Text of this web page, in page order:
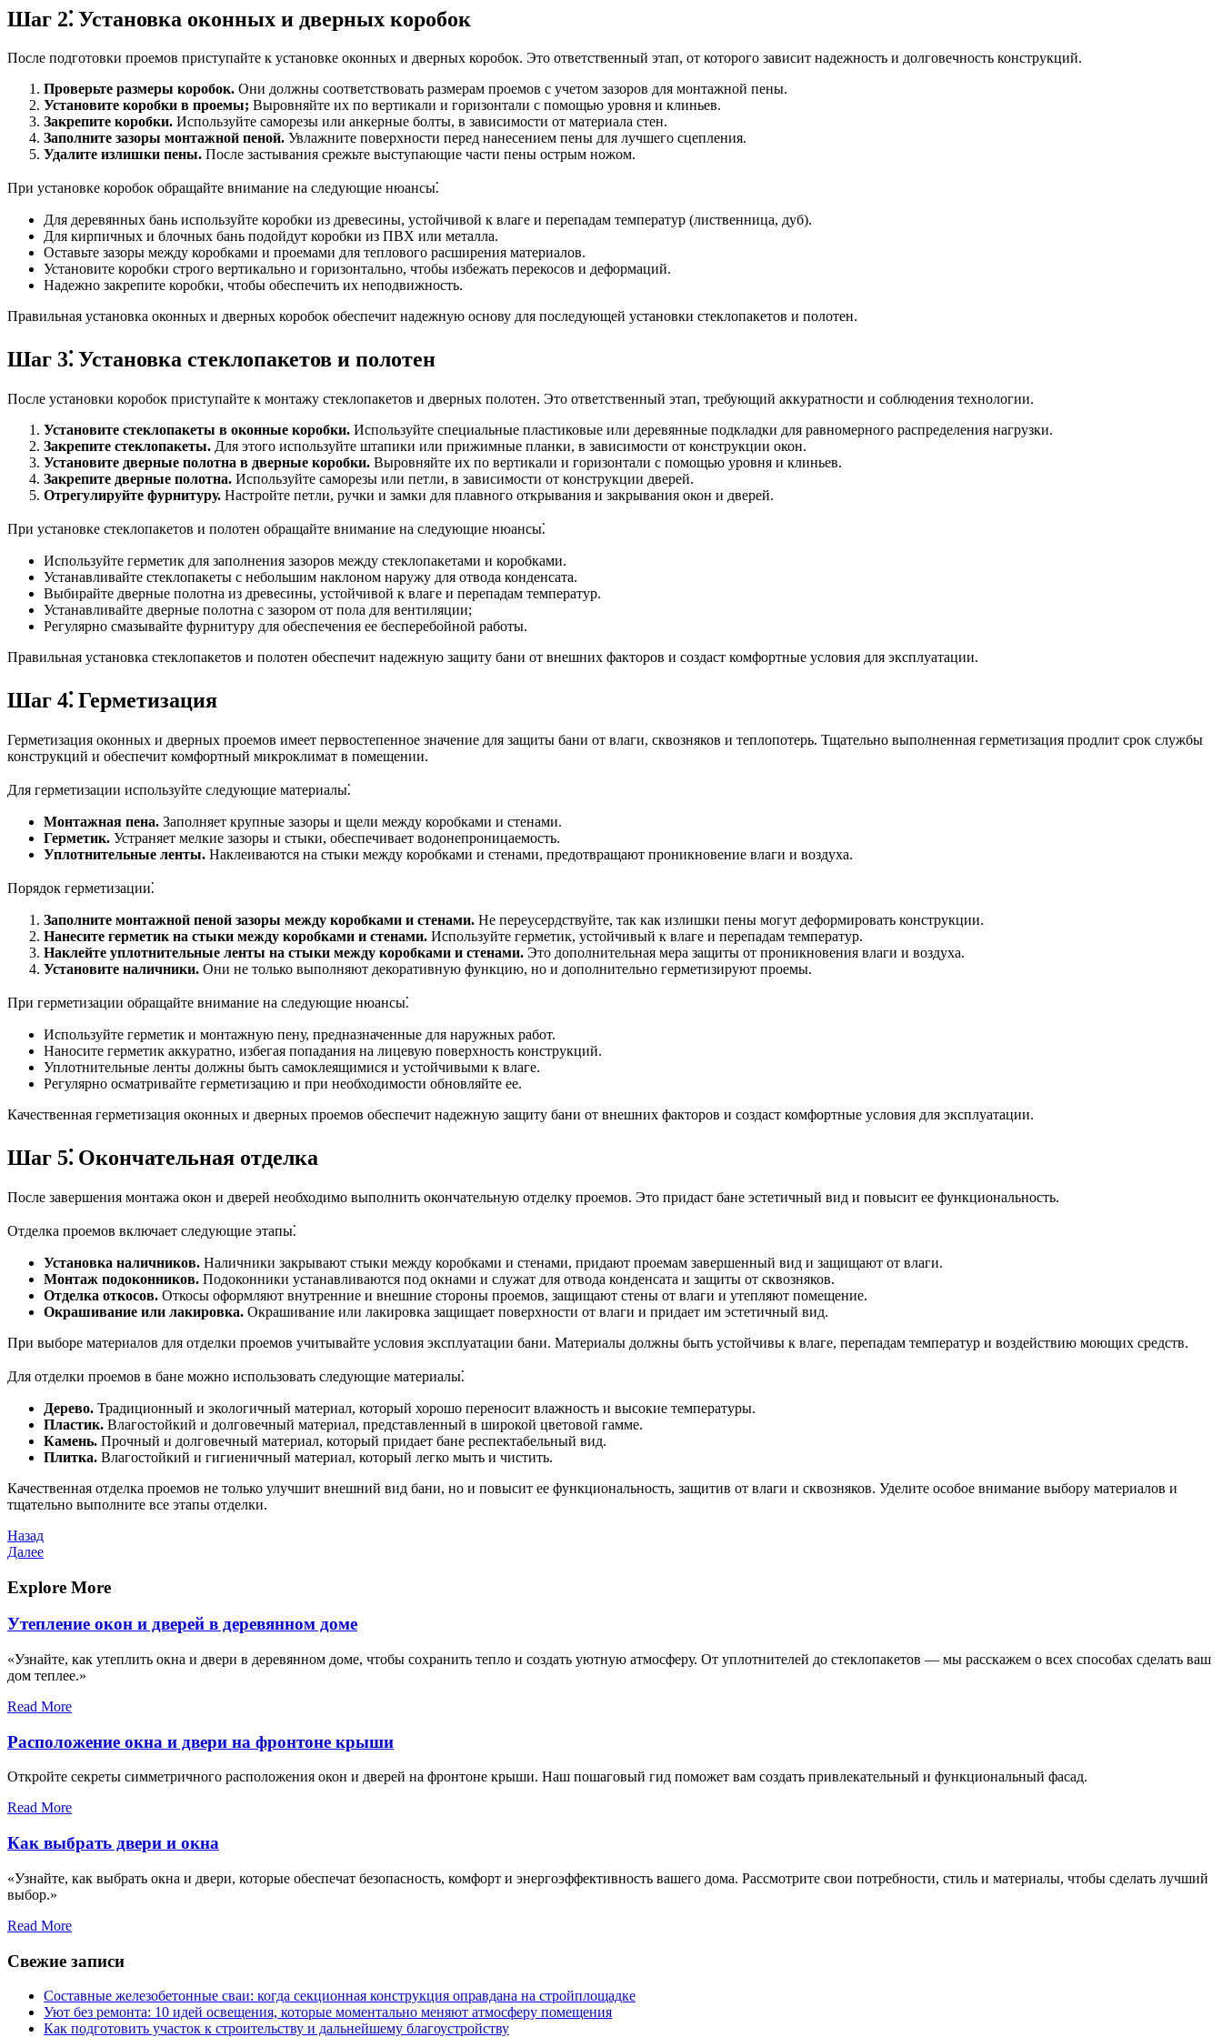
Шаг 2⁚ Установка оконных и дверных коробок
После подготовки проемов приступайте к установке оконных и дверных коробок. Это ответственный этап, от которого зависит надежность и долговечность конструкций.
Проверьте размеры коробок. Они должны соответствовать размерам проемов с учетом зазоров для монтажной пены.
Установите коробки в проемы; Выровняйте их по вертикали и горизонтали с помощью уровня и клиньев.
Закрепите коробки. Используйте саморезы или анкерные болты, в зависимости от материала стен.
Заполните зазоры монтажной пеной. Увлажните поверхности перед нанесением пены для лучшего сцепления.
Удалите излишки пены. После застывания срежьте выступающие части пены острым ножом.
При установке коробок обращайте внимание на следующие нюансы⁚
Для деревянных бань используйте коробки из древесины, устойчивой к влаге и перепадам температур (лиственница, дуб).
Для кирпичных и блочных бань подойдут коробки из ПВХ или металла.
Оставьте зазоры между коробками и проемами для теплового расширения материалов.
Установите коробки строго вертикально и горизонтально, чтобы избежать перекосов и деформаций.
Надежно закрепите коробки, чтобы обеспечить их неподвижность.
Правильная установка оконных и дверных коробок обеспечит надежную основу для последующей установки стеклопакетов и полотен.
Шаг 3⁚ Установка стеклопакетов и полотен
После установки коробок приступайте к монтажу стеклопакетов и дверных полотен. Это ответственный этап, требующий аккуратности и соблюдения технологии.
Установите стеклопакеты в оконные коробки. Используйте специальные пластиковые или деревянные подкладки для равномерного распределения нагрузки.
Закрепите стеклопакеты. Для этого используйте штапики или прижимные планки, в зависимости от конструкции окон.
Установите дверные полотна в дверные коробки. Выровняйте их по вертикали и горизонтали с помощью уровня и клиньев.
Закрепите дверные полотна. Используйте саморезы или петли, в зависимости от конструкции дверей.
Отрегулируйте фурнитуру. Настройте петли, ручки и замки для плавного открывания и закрывания окон и дверей.
При установке стеклопакетов и полотен обращайте внимание на следующие нюансы⁚
Используйте герметик для заполнения зазоров между стеклопакетами и коробками.
Устанавливайте стеклопакеты с небольшим наклоном наружу для отвода конденсата.
Выбирайте дверные полотна из древесины, устойчивой к влаге и перепадам температур.
Устанавливайте дверные полотна с зазором от пола для вентиляции;
Регулярно смазывайте фурнитуру для обеспечения ее бесперебойной работы.
Правильная установка стеклопакетов и полотен обеспечит надежную защиту бани от внешних факторов и создаст комфортные условия для эксплуатации.
Шаг 4⁚ Герметизация
Герметизация оконных и дверных проемов имеет первостепенное значение для защиты бани от влаги, сквозняков и теплопотерь. Тщательно выполненная герметизация продлит срок службы
конструкций и обеспечит комфортный микроклимат в помещении.
Для герметизации используйте следующие материалы⁚
Монтажная пена. Заполняет крупные зазоры и щели между коробками и стенами.
Герметик. Устраняет мелкие зазоры и стыки, обеспечивает водонепроницаемость.
Уплотнительные ленты. Наклеиваются на стыки между коробками и стенами, предотвращают проникновение влаги и воздуха.
Порядок герметизации⁚
Заполните монтажной пеной зазоры между коробками и стенами. Не переусердствуйте, так как излишки пены могут деформировать конструкции.
Нанесите герметик на стыки между коробками и стенами. Используйте герметик, устойчивый к влаге и перепадам температур.
Наклейте уплотнительные ленты на стыки между коробками и стенами. Это дополнительная мера защиты от проникновения влаги и воздуха.
Установите наличники. Они не только выполняют декоративную функцию, но и дополнительно герметизируют проемы.
При герметизации обращайте внимание на следующие нюансы⁚
Используйте герметик и монтажную пену, предназначенные для наружных работ.
Наносите герметик аккуратно, избегая попадания на лицевую поверхность конструкций.
Уплотнительные ленты должны быть самоклеящимися и устойчивыми к влаге.
Регулярно осматривайте герметизацию и при необходимости обновляйте ее.
Качественная герметизация оконных и дверных проемов обеспечит надежную защиту бани от внешних факторов и создаст комфортные условия для эксплуатации.
Шаг 5⁚ Окончательная отделка
После завершения монтажа окон и дверей необходимо выполнить окончательную отделку проемов. Это придаст бане эстетичный вид и повысит ее функциональность.
Отделка проемов включает следующие этапы⁚
Установка наличников. Наличники закрывают стыки между коробками и стенами, придают проемам завершенный вид и защищают от влаги.
Монтаж подоконников. Подоконники устанавливаются под окнами и служат для отвода конденсата и защиты от сквозняков.
Отделка откосов. Откосы оформляют внутренние и внешние стороны проемов, защищают стены от влаги и утепляют помещение.
Окрашивание или лакировка. Окрашивание или лакировка защищает поверхности от влаги и придает им эстетичный вид.
При выборе материалов для отделки проемов учитывайте условия эксплуатации бани. Материалы должны быть устойчивы к влаге, перепадам температур и воздействию моющих средств.
Для отделки проемов в бане можно использовать следующие материалы⁚
Дерево. Традиционный и экологичный материал, который хорошо переносит влажность и высокие температуры.
Пластик. Влагостойкий и долговечный материал, представленный в широкой цветовой гамме.
Камень. Прочный и долговечный материал, который придает бане респектабельный вид.
Плитка. Влагостойкий и гигиеничный материал, который легко мыть и чистить.
Качественная отделка проемов не только улучшит внешний вид бани, но и повысит ее функциональность, защитив от влаги и сквозняков. Уделите особое внимание выбору материалов и
тщательно выполните все этапы отделки.
Навигация
по
записям
Предыдущая
запись
Назад
Следующая
Далее
Explore More
Утепление окон и дверей в деревянном доме
«Узнайте, как утеплить окна и двери в деревянном доме, чтобы сохранить тепло и создать уютную атмосферу. От уплотнителей до стеклопакетов — мы расскажем о всех способах сделать ваш
дом теплее.»
Read More
Расположение окна и двери на фронтоне крыши
Откройте секреты симметричного расположения окон и дверей на фронтоне крыши. Наш пошаговый гид поможет вам создать привлекательный и функциональный фасад.
Read More
Как выбрать двери и окна
«Узнайте, как выбрать окна и двери, которые обеспечат безопасность, комфорт и энергоэффективность вашего дома. Рассмотрите свои потребности, стиль и материалы, чтобы сделать лучший
выбор.»
Read More
Свежие записи
Составные железобетонные сваи: когда секционная конструкция оправдана на стройплощадке
Уют без ремонта: 10 идей освещения, которые моментально меняют атмосферу помещения
Как подготовить участок к строительству и дальнейшему благоустройству